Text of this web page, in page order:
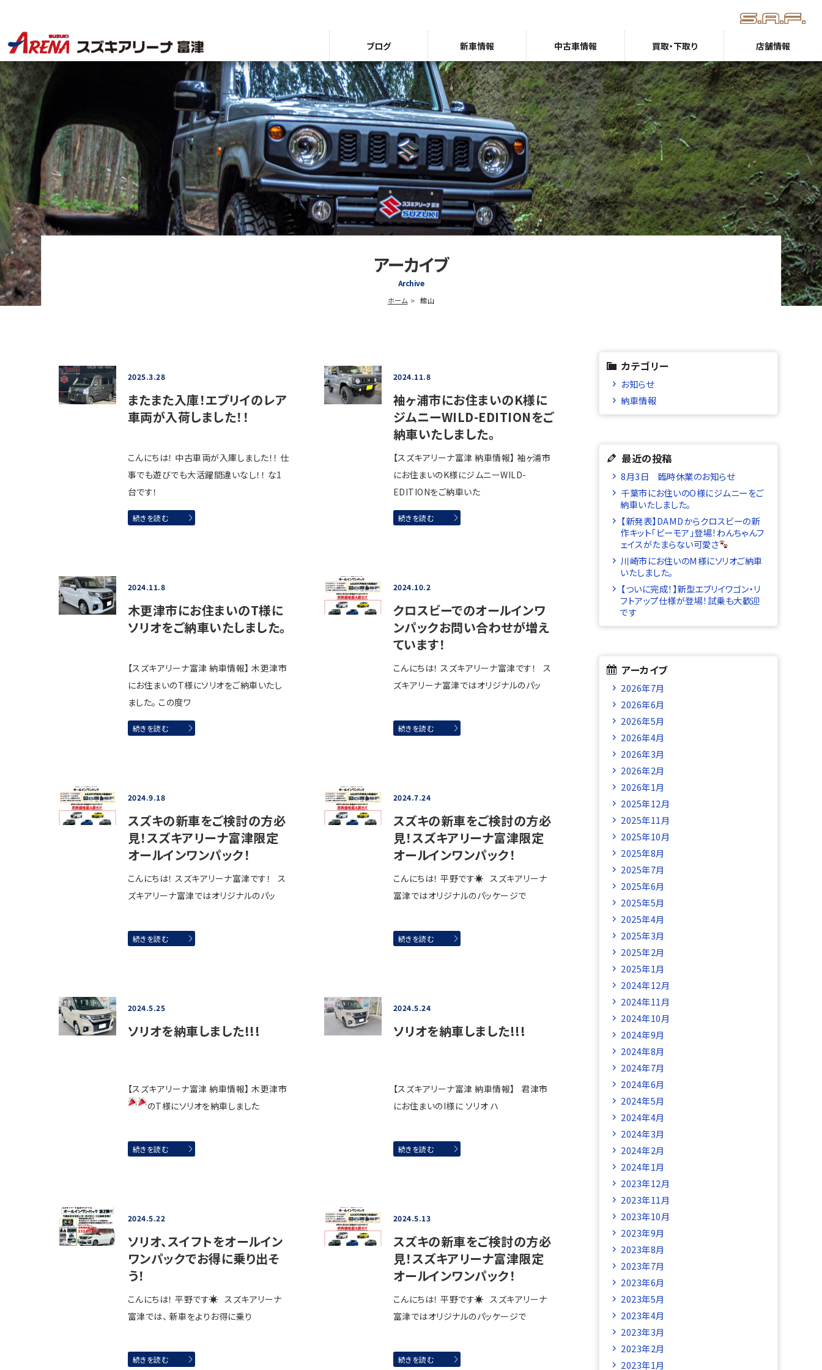
ブログ 新車情報 中古車情報 買取・下取り 店舗情報
アーカイブ
Archive
ホーム 館山
2025.3.28
またまた入庫！エブリイのレア
車両が入荷しました！！
こんにちは！ 中古車両が入庫しました！！ 仕
事でも遊びでも大活躍間違いなし！！ な1
台です！
続きを読む
2024.11.8
袖ヶ浦市にお住まいのK様に
ジムニーWILD-EDITIONをご
納車いたしました。
【スズキアリーナ富津 納車情報】 袖ヶ浦市
にお住まいのK様にジムニーWILD-
EDITIONをご納車いた
続きを読む
2024.11.8
木更津市にお住まいのT様に
ソリオをご納車いたしました。
【スズキアリーナ富津 納車情報】 木更津市
にお住まいのT様にソリオをご納車いたし
ました。 この度ワ
続きを読む
2024.10.2
クロスビーでのオールインワ
ンパックお問い合わせが増え
ています！
こんにちは！ スズキアリーナ富津です！ ス
ズキアリーナ富津ではオリジナルのパッ
続きを読む
2024.9.18
スズキの新車をご検討の方必
見！スズキアリーナ富津限定
オールインワンパック！
こんにちは！ スズキアリーナ富津です！ ス
ズキアリーナ富津ではオリジナルのパッ
続きを読む
2024.7.24
スズキの新車をご検討の方必
見！スズキアリーナ富津限定
オールインワンパック！
こんにちは！ 平野です☀ スズキアリーナ
富津ではオリジナルのパッケージで
続きを読む
2024.5.25
ソリオを納車しました!!!
【スズキアリーナ富津 納車情報】 木更津市
のT様にソリオを納車しました
続きを読む
2024.5.24
ソリオを納車しました!!!
【スズキアリーナ富津 納車情報】 君津市
にお住まいのI様に ソリオ ハ
続きを読む
2024.5.22
ソリオ、スイフトをオールイン
ワンパックでお得に乗り出そ
う！
こんにちは！ 平野です☀ スズキアリーナ
富津では、 新車をよりお得に乗り
続きを読む
2024.5.13
スズキの新車をご検討の方必
見！スズキアリーナ富津限定
オールインワンパック！
こんにちは！ 平野です☀ スズキアリーナ
富津ではオリジナルのパッケージで
続きを読む
カテゴリー
お知らせ
納車情報
最近の投稿
8月3日 臨時休業のお知らせ
千葉市にお住いのO様にジムニーをご
納車いたしました。
【新発表】DAMDからクロスビーの新
作キット「ビーモア」登場！わんちゃんフ
ェイスがたまらない可愛さ
川崎市にお住いのM様にソリオご納車
いたしました。
【ついに完成！】新型エブリイワゴン・リ
フトアップ仕様が登場！試乗も大歓迎
です
アーカイブ
2026年7月
2026年6月
2026年5月
2026年4月
2026年3月
2026年2月
2026年1月
2025年12月
2025年11月
2025年10月
2025年8月
2025年7月
2025年6月
2025年5月
2025年4月
2025年3月
2025年2月
2025年1月
2024年12月
2024年11月
2024年10月
2024年9月
2024年8月
2024年7月
2024年6月
2024年5月
2024年4月
2024年3月
2024年2月
2024年1月
2023年12月
2023年11月
2023年10月
2023年9月
2023年8月
2023年7月
2023年6月
2023年5月
2023年4月
2023年3月
2023年2月
2023年1月